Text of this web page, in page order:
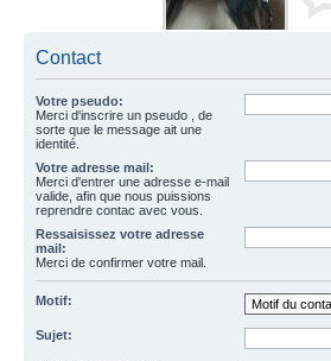
Contact
Votre pseudo:
Merci d'inscrire un pseudo , de
sorte que le message ait une
identité.
Votre adresse mail:
Merci d'entrer une adresse e-mail
valide, afin que nous puissions
reprendre contac avec vous.
Ressaisissez votre adresse
mail:
Merci de confirmer votre mail.
Motif:
Sujet: